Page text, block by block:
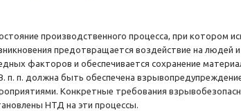
производственного процесса, при котором
предотвращается воздействие на людей
факторов и обеспечивается сохранение
п. п. должна быть обеспечена
Конкретные требования
НТД на эти процессы.